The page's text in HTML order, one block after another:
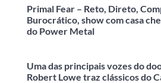
Primal Fear – Reto, Direto,
Burocrático, show com casa
do Power Metal
Uma das principais vozes do
Robert Lowe traz clássicos do